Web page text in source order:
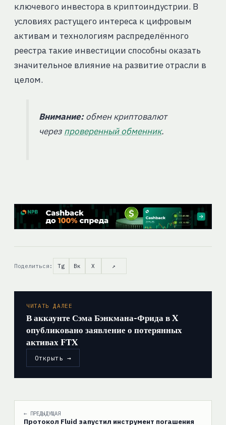
ключевого инвестора в криптоиндустрии. В
условиях растущего интереса к цифровым
активам и технологиям распределённого
реестра такие инвестиции способны оказать
значительное влияние на развитие отрасли в
целом.
Внимание:обмен криптовалют
через проверенный обменник.
Поделиться: Tg Вк X ↗
ЧИТАТЬ ДАЛЕЕ
В аккаунте Сэма Бэнкмана-Фрида в X
опубликовано заявление о потерянных
активах FTX
Открыть →
← ПРЕДЫДУЩАЯ
Протокол Fluid запустил инструмент погашения